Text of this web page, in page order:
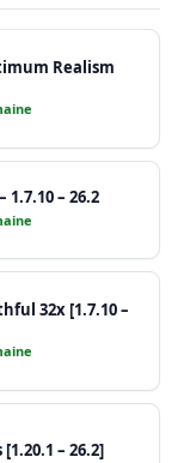
Realism
– 26.2
32x [1.7.10 –
– 26.2]